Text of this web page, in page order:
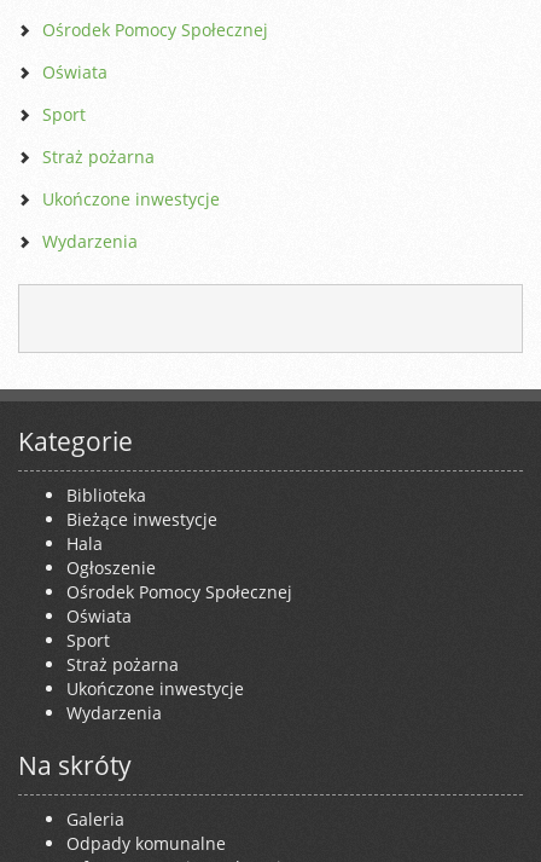
Ośrodek Pomocy Społecznej
Oświata
Sport
Straż pożarna
Ukończone inwestycje
Wydarzenia
Kategorie
Biblioteka
Bieżące inwestycje
Hala
Ogłoszenie
Ośrodek Pomocy Społecznej
Oświata
Sport
Straż pożarna
Ukończone inwestycje
Wydarzenia
Na skróty
Galeria
Odpady komunalne